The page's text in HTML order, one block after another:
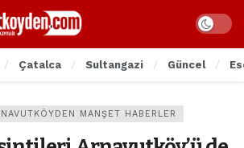
Çatalca Sultangazi Güncel
MANŞET HABERLER